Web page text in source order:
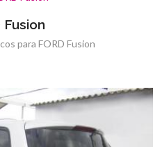
Fusion
para FORD Fusion